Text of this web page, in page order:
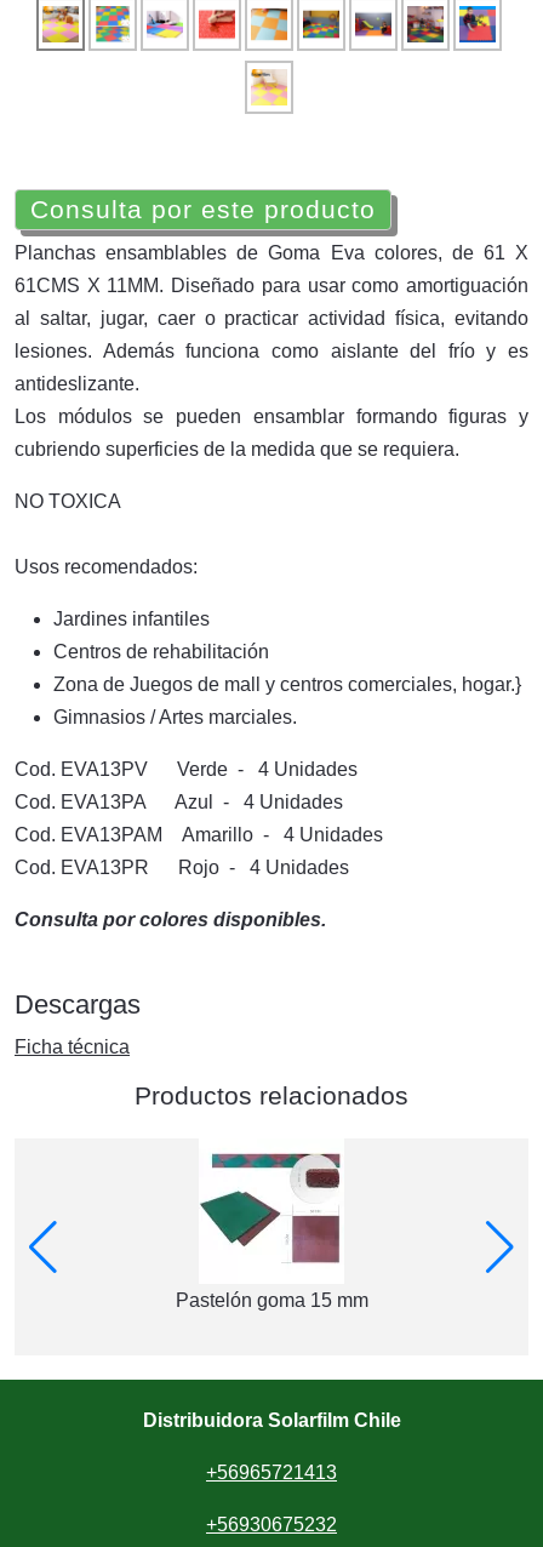
Consulta por este producto
Planchas ensamblables de Goma Eva colores, de 61 X
61CMS X 11MM. Diseñado para usar como amortiguación
al saltar, jugar, caer o practicar actividad física, evitando
lesiones. Además funciona como aislante del frío y es
antideslizante.
Los módulos se pueden ensamblar formando figuras y
cubriendo superficies de la medida que se requiera.
NO TOXICA
Usos recomendados:
Jardines infantiles
Centros de rehabilitación
Zona de Juegos de mall y centros comerciales, hogar.}
Gimnasios / Artes marciales.
Cod. EVA13PV Verde - 4 Unidades
Cod. EVA13PA Azul - 4 Unidades
Cod. EVA13PAM Amarillo - 4 Unidades
Cod. EVA13PR Rojo - 4 Unidades
Consulta por colores disponibles.
Descargas
Ficha técnica
Productos relacionados
Pastelón goma 15 mm
Distribuidora Solarfilm Chile
+56965721413
+56930675232